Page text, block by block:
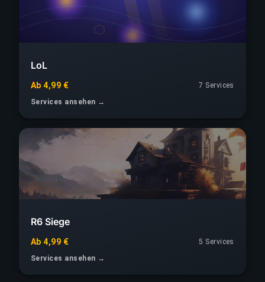
LoL
Ab 4,99 €
7 Services
Services ansehen →
R6 Siege
Ab 4,99 €
5 Services
Services ansehen →